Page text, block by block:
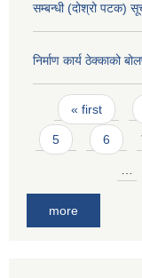
सम्बन्धी (दोश्रो पटक)
निर्माण कार्य ठेक्काको
Pages
« first
5 6
more